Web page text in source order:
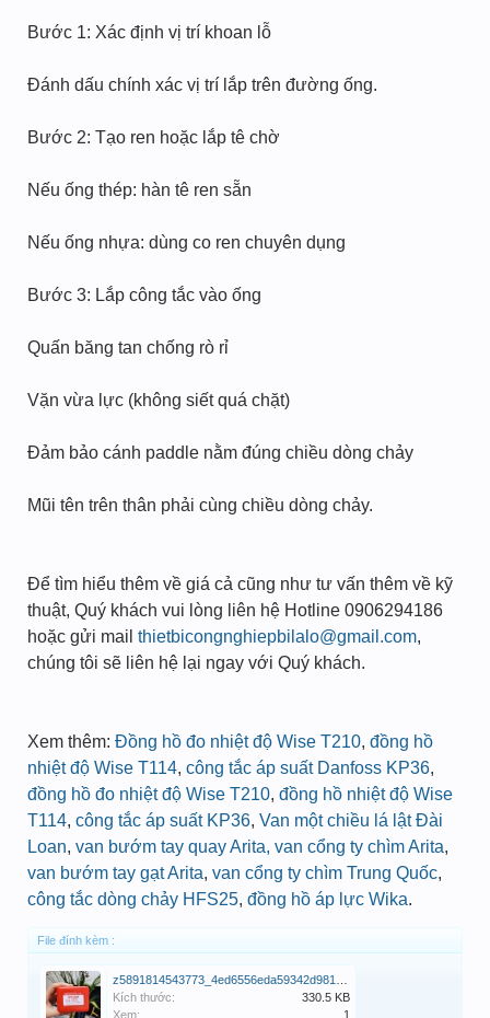
Bước 1: Xác định vị trí khoan lỗ
Đánh dấu chính xác vị trí lắp trên đường ống.
Bước 2: Tạo ren hoặc lắp tê chờ
Nếu ống thép: hàn tê ren sẵn
Nếu ống nhựa: dùng co ren chuyên dụng
Bước 3: Lắp công tắc vào ống
Quấn băng tan chống rò rỉ
Vặn vừa lực (không siết quá chặt)
Đảm bảo cánh paddle nằm đúng chiều dòng chảy
Mũi tên trên thân phải cùng chiều dòng chảy.
Để tìm hiểu thêm về giá cả cũng như tư vấn thêm về kỹ
thuật, Quý khách vui lòng liên hệ Hotline 0906294186
hoặc gửi mail thietbicongnghiepbilalo@gmail.com,
chúng tôi sẽ liên hệ lại ngay với Quý khách.
Xem thêm: Đồng hồ đo nhiệt độ Wise T210, đồng hồ
nhiệt độ Wise T114, công tắc áp suất Danfoss KP36,
đồng hồ đo nhiệt độ Wise T210, đồng hồ nhiệt độ Wise
T114, công tắc áp suất KP36, Van một chiều lá lật Đài
Loan, van bướm tay quay Arita, van cổng ty chìm Arita,
van bướm tay gạt Arita, van cổng ty chìm Trung Quốc,
công tắc dòng chảy HFS25, đồng hồ áp lực Wika.
File đính kèm :
Kích thước:
330.5 KB
Xem:
1